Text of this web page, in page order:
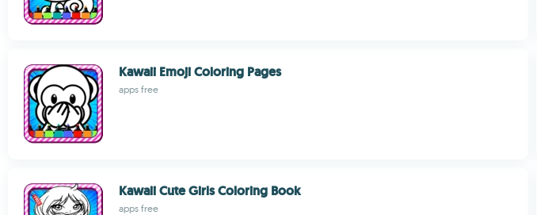
Kawaii Emoji Coloring Pages
apps free
Kawaii Cute Girls Coloring Book
apps free